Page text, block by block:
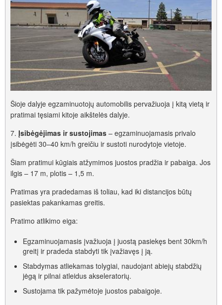
Šioje dalyje egzaminuotojų automobilis pervažiuoja į kitą vietą ir
pratimai tęsiami kitoje aikštelės dalyje.
7. Įsibėgėjimas ir sustojimas – egzaminuojamasis privalo
įsibėgėti 30–40 km/h greičiu ir sustoti nurodytoje vietoje.
Šiam pratimui kūgiais atžymimos juostos pradžia ir pabaiga. Jos
ilgis – 17 m, plotis – 1,5 m.
Pratimas yra pradedamas iš toliau, kad iki distancijos būtų
pasiektas pakankamas greitis.
Pratimo atlikimo eiga:
Egzaminuojamasis įvažiuoja į juostą pasiekęs bent 30km/h
greitį ir pradeda stabdyti tik įvažiavęs į ją.
Stabdymas atliekamas tolygiai, naudojant abiejų stabdžių
jėgą ir pilnai atleidus akseleratorių.
Sustojama tik pažymėtoje juostos pabaigoje.